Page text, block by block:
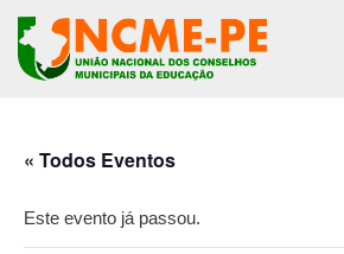
Pular
conteúdo
« Todos Eventos
Este evento já passou.